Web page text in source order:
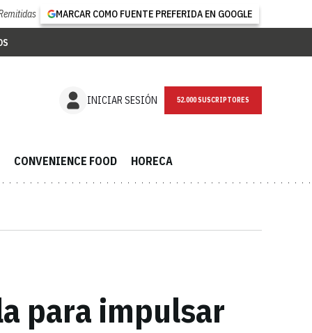
MARCAR COMO FUENTE PREFERIDA EN GOOGLE
INICIAR SESIÓN NEWSLETTER
CONVENIENCE FOOD HORECA
para impulsar